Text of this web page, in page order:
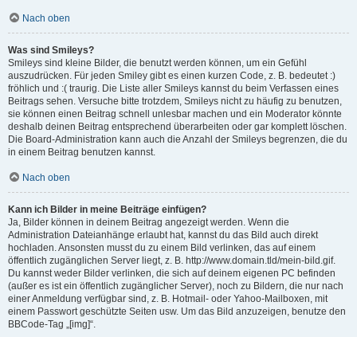
Nach oben
Was sind Smileys?
Smileys sind kleine Bilder, die benutzt werden können, um ein Gefühl
auszudrücken. Für jeden Smiley gibt es einen kurzen Code, z. B. bedeutet :)
fröhlich und :( traurig. Die Liste aller Smileys kannst du beim Verfassen eines
Beitrags sehen. Versuche bitte trotzdem, Smileys nicht zu häufig zu benutzen,
sie können einen Beitrag schnell unlesbar machen und ein Moderator könnte
deshalb deinen Beitrag entsprechend überarbeiten oder gar komplett löschen.
Die Board-Administration kann auch die Anzahl der Smileys begrenzen, die du
in einem Beitrag benutzen kannst.
Nach oben
Kann ich Bilder in meine Beiträge einfügen?
Ja, Bilder können in deinem Beitrag angezeigt werden. Wenn die
Administration Dateianhänge erlaubt hat, kannst du das Bild auch direkt
hochladen. Ansonsten musst du zu einem Bild verlinken, das auf einem
öffentlich zugänglichen Server liegt, z. B. http://www.domain.tld/mein-bild.gif.
Du kannst weder Bilder verlinken, die sich auf deinem eigenen PC befinden
(außer es ist ein öffentlich zugänglicher Server), noch zu Bildern, die nur nach
einer Anmeldung verfügbar sind, z. B. Hotmail- oder Yahoo-Mailboxen, mit
einem Passwort geschützte Seiten usw. Um das Bild anzuzeigen, benutze den
BBCode-Tag „[img]“.